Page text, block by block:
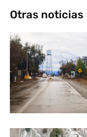
Otras noticias